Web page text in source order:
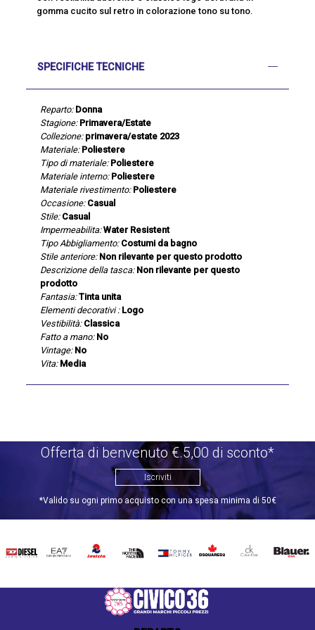
gomma cucito sul retro in colorazione tono su tono.
SPECIFICHE TECNICHE
Reparto: Donna
Stagione: Primavera/Estate
Collezione: primavera/estate 2023
Materiale: Poliestere
Tipo di materiale: Poliestere
Materiale interno: Poliestere
Materiale rivestimento: Poliestere
Occasione: Casual
Stile: Casual
Impermeabilita: Water Resistent
Tipo Abbigliamento: Costumi da bagno
Stile anteriore: Non rilevante per questo prodotto
Descrizione della tasca: Non rilevante per questo
prodotto
Fantasia: Tinta unita
Elementi decorativi : Logo
Vestibilità: Classica
Fatto a mano: No
Vintage: No
Vita: Media
Offerta di benvenuto €.5,00 di sconto*
Iscriviti
*Valido su ogni primo acquisto con una spesa minima di 50€
DIESEL EA7 INVICTATHE
TOMMY
DSQUARED2
CALVIN BLAUER